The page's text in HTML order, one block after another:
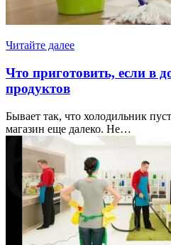
Читайте далее
Что приготовить, если в
продуктов
Бывает так, что холодильник
магазин еще далеко. Не…